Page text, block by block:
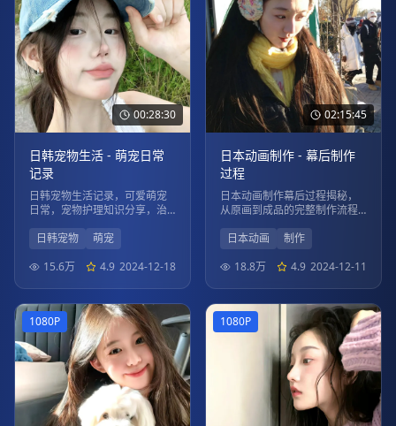
00:28:30
日韩宠物生活 - 萌宠日常
记录
日韩宠物生活记录，可爱萌宠
日常，宠物护理知识分享，治
日韩宠物
萌宠
15.6万
4.9 2024-12-18
02:15:45
日本动画制作 - 幕后制作
过程
日本动画制作幕后过程揭秘，
从原画到成品的完整制作流程
日本动画
制作
18.8万
4.9 2024-12-11
1080P 1080P